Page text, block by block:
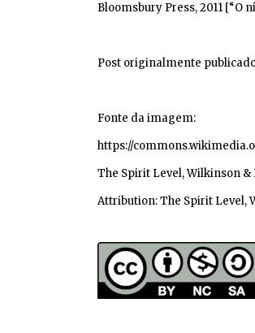
Bloomsbury Press, 2011
Post originalmente
Fonte da imagem:
https://
The Spirit Level, Wilkinson
Attribution: The Spirit Level,